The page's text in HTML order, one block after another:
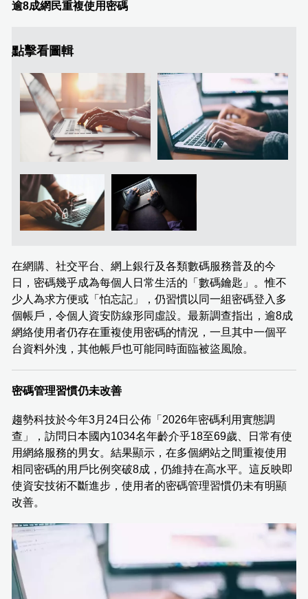
逾8成網民重複使用密碼
點擊看圖輯
在網購、社交平台、網上銀行及各類數碼服務普及的今
日，密碼幾乎成為每個人日常生活的「數碼鑰匙」。惟不
少人為求方便或「怕忘記」，仍習慣以同一組密碼登入多
個帳戶，令個人資安防線形同虛設。最新調查指出，逾8成
網絡使用者仍存在重複使用密碼的情況，一旦其中一個平
台資料外洩，其他帳戶也可能同時面臨被盜風險。
密碼管理習慣仍未改善
趨勢科技於今年3月24日公佈「2026年密碼利用實態調
查」，訪問日本國內1034名年齡介乎18至69歲、日常有使
用網絡服務的男女。結果顯示，在多個網站之間重複使用
相同密碼的用戶比例突破8成，仍維持在高水平。這反映即
使資安技術不斷進步，使用者的密碼管理習慣仍未有明顯
改善。